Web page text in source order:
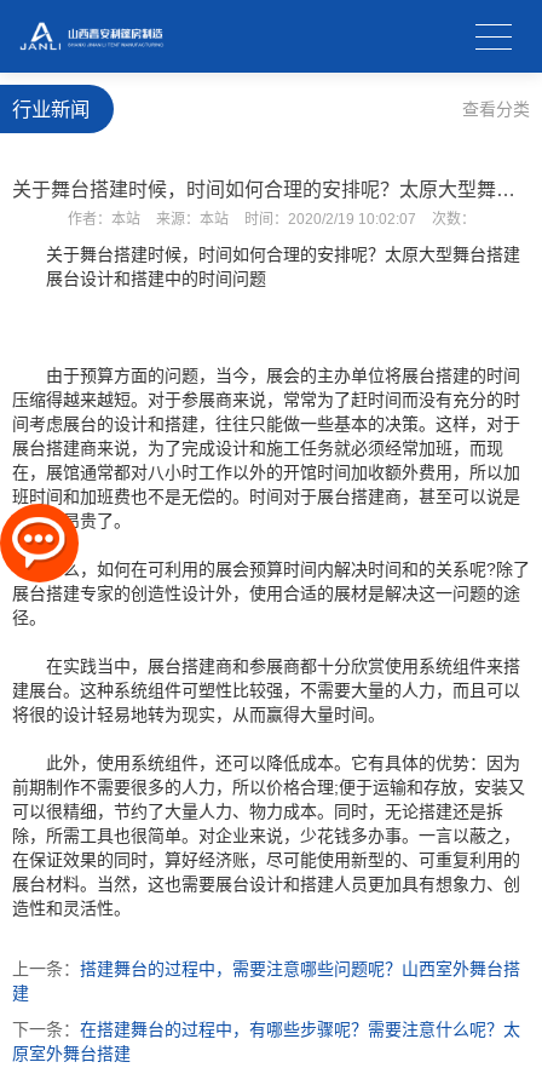
行业新闻 查看分类
关于舞台搭建时候，时间如何合理的安排呢？太原大型舞台搭建
作者： 本站 来源： 本站 时间： 2020/2/19 10:02:07 次数：
关于舞台搭建时候，时间如何合理的安排呢？ 太原大型舞台搭建
展台设计和搭建中的时间问题
由于预算方面的问题，当今，展会的主办单位将展台搭建的时间
压缩得越来越短。对于参展商来说，常常为了赶时间而没有充分的时
间考虑展台的设计和搭建，往往只能做一些基本的决策。这样，对于
展台搭建商来说，为了完成设计和施工任务就必须经常加班，而现
在，展馆通常都对八小时工作以外的开馆时间加收额外费用，所以加
班时间和加班费也不是无偿的。时间对于展台搭建商，甚至可以说是
越来越昂贵了。
那么，如何在可利用的展会预算时间内解决时间和的关系呢?除了
展台搭建专家的创造性设计外，使用合适的展材是解决这一问题的途
径。
在实践当中，展台搭建商和参展商都十分欣赏使用系统组件来搭
建展台。这种系统组件可塑性比较强，不需要大量的人力，而且可以
将很的设计轻易地转为现实，从而赢得大量时间。
此外，使用系统组件，还可以降低成本。它有具体的优势：因为
前期制作不需要很多的人力，所以价格合理;便于运输和存放，安装又
可以很精细，节约了大量人力、物力成本。同时，无论搭建还是拆
除，所需工具也很简单。对企业来说，少花钱多办事。一言以蔽之，
在保证效果的同时，算好经济账，尽可能使用新型的、可重复利用的
展台材料。当然，这也需要展台设计和搭建人员更加具有想象力、创
造性和灵活性。
上一条： 搭建舞台的过程中，需要注意哪些问题呢？山西室外舞台搭
建
下一条： 在搭建舞台的过程中，有哪些步骤呢？需要注意什么呢？太
原室外舞台搭建